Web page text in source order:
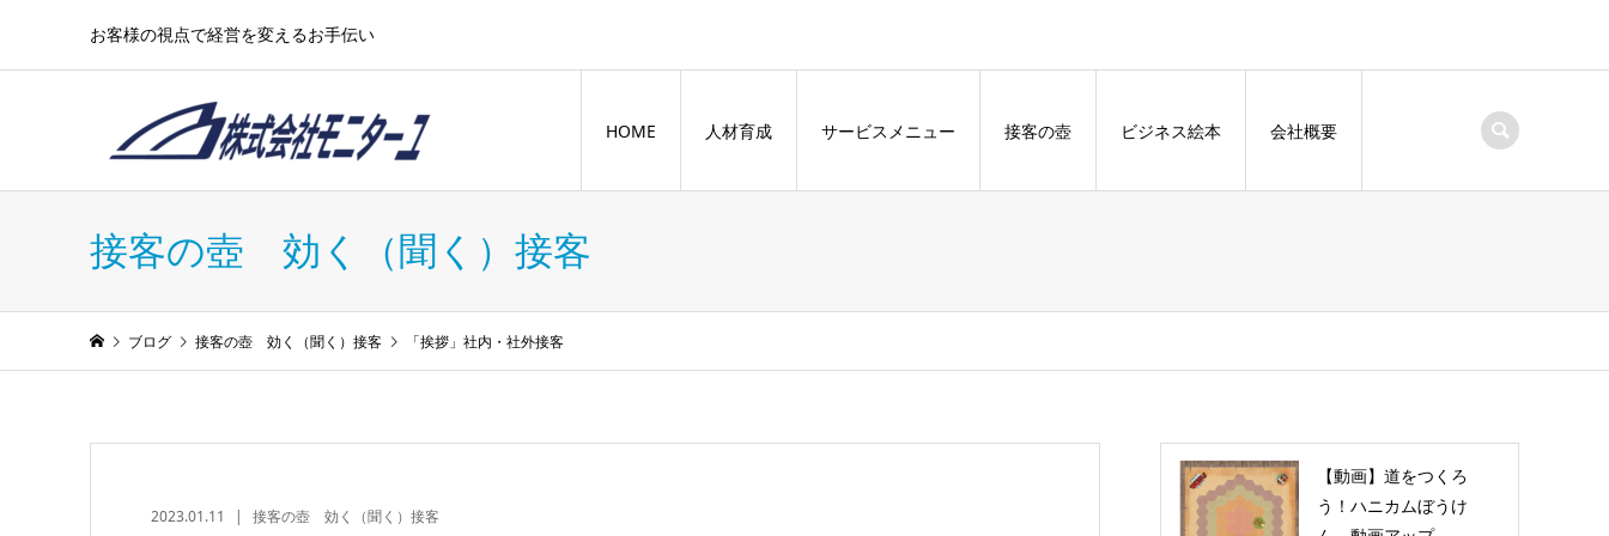
お客様の視点で経営を変えるお手伝い
HOME 人材育成 サービスメニュー 接客の壺 ビジネス絵本 会社概要
接客の壺 効く（聞く）接客
ブログ 接客の壺 効く（聞く）接客 「挨拶」社内・社外接客
2023.01.11 接客の壺 効く（聞く）接客
【動画】道をつくろ
う！ハニカムぼうけ